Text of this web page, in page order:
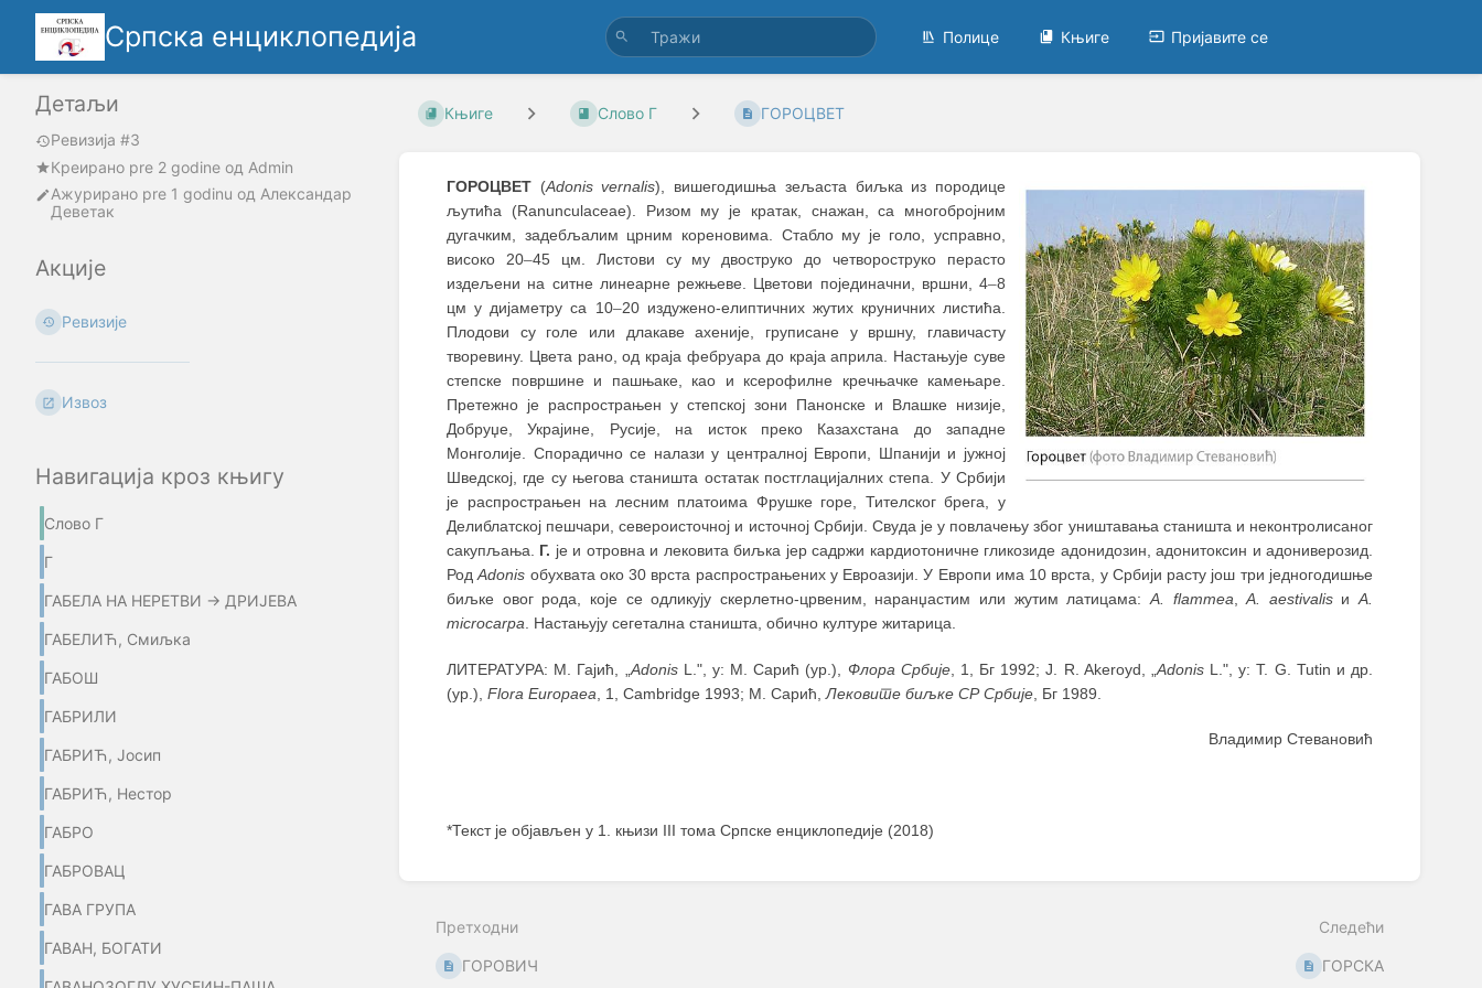
Српска енциклопедија Полице Књиге Пријавите се
Детаљи
Ревизија #3
Креирано pre 2 godine oд Admin
Ажурирано pre 1 godinu од Александар
Деветак
Акције
Ревизије
Извоз
Навигација кроз књигу
Слово Г
Г
ГАБЕЛА НА НЕРЕТВИ → ДРИЈЕВА
ГАБЕЛИЋ, Смиљка
ГАБОШ
ГАБРИЛИ
ГАБРИЋ, Јосип
ГАБРИЋ, Нестор
ГАБРО
ГАБРОВАЦ
ГАВА ГРУПА
ГАВАН, БОГАТИ
Књиге Слово Г ГОРОЦВЕТ
ГОРОЦВЕТ (Adonis vernalis), вишегодишња зељаста биљка из породице
љутића (Ranunculaceae). Ризом му је кратак, снажан, са многобројним
дугачким, задебљалим црним кореновима. Стабло му је голо, усправно,
високо 20–45 цм. Листови су му двоструко до четвороструко перасто
издељени на ситне линеарне режњеве. Цветови појединачни, вршни, 4–8
цм у дијаметру са 10–20 издужено-елиптичних жутих круничних листића.
Плодови су голе или длакаве ахеније, груписане у вршну, главичасту
творевину. Цвета рано, од краја фебруара до краја априла. Настањује суве
степске површине и пашњаке, као и ксерофилне кречњачке камењаре.
Претежно је распрострањен у степској зони Панонске и Влашке низије,
Добруџе, Украјине, Русије, на исток преко Казахстана до западне
Монголије. Спорадично се налази у централној Европи, Шпанији и јужној
Шведској, где су његова станишта остатак постглацијалних степа. У Србији
је распрострањен на лесним платоима Фрушке горе, Тителског брега, у
Делиблатској пешчари, североисточној и источној Србији. Свуда је у повлачењу због уништавања станишта и неконтролисаног
сакупљања. Г. је и отровна и лековита биљка јер садржи кардиотоничне гликозиде адонидозин, адонитоксин и адониверозид.
РодAdonis обухвата око 30 врста распрострањених у Евроазији. У Европи има 10 врста, у Србији расту још три једногодишње
биљке овог рода, које се одликују скерлетно-црвеним, наранџастим или жутим латицама:A. flammea,A. aestivalisиA.
microcarpa. Настањују сегетална станишта, обично културе житарица.
ЛИТЕРАТУРА: М. Гајић, „ AdonisL.", у: М. Сарић (ур.), Флора Србије, 1, Бг 1992; J. R. Akeroyd, „ AdonisL.", у: T. G. Tutin и др.
(ур.), Flora Europaea , 1, Cambridge 1993; М. Сарић, Лековите биљке СР Србије , Бг 1989.
Владимир Стевановић
*Текст је објављен у 1. књизи III тома Српске енциклопедије (2018)
mode
Претходни
ГОРОВИЧ
Следећи
ГОРСКА